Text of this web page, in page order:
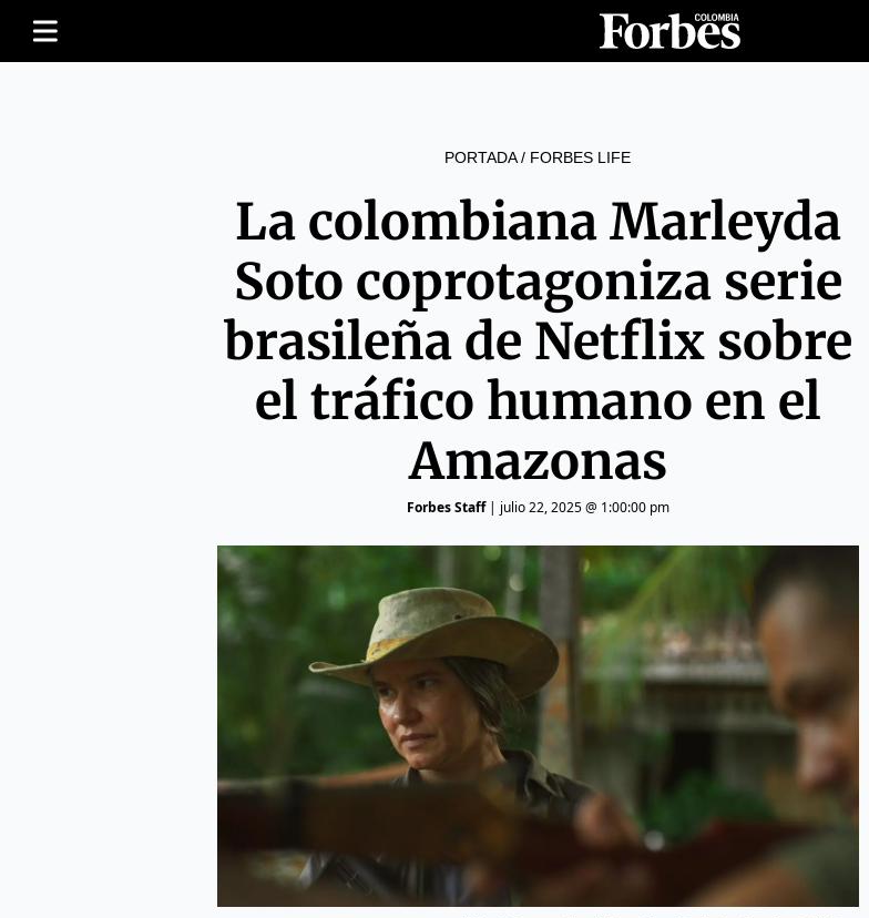
PORTADA/ FORBES LIFE
La colombiana Marleyda
Soto coprotagoniza serie
brasileña de Netflix sobre
el tráfico humano en el
Amazonas
Forbes Staff| julio 22, 2025 @ 1:00:00 pm